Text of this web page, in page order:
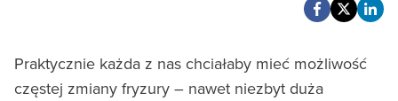
Praktycznie każda z nas chciałaby mieć możliwość
częstej zmiany fryzury – nawet niezbyt duża